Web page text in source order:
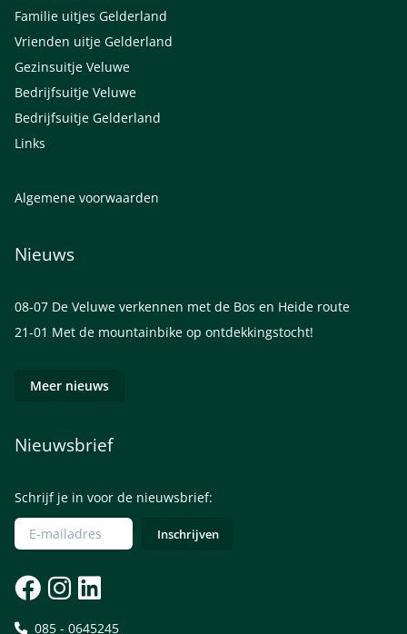
Familie uitjes Gelderland
Vrienden uitje Gelderland
Gezinsuitje Veluwe
Bedrijfsuitje Veluwe
Bedrijfsuitje Gelderland
Links
Algemene voorwaarden
Nieuws
08-07 De Veluwe verkennen met de Bos en Heide route
21-01 Met de mountainbike op ontdekkingstocht!
Meer nieuws
Nieuwsbrief
Schrijf je in voor de nieuwsbrief:
085 - 0645245